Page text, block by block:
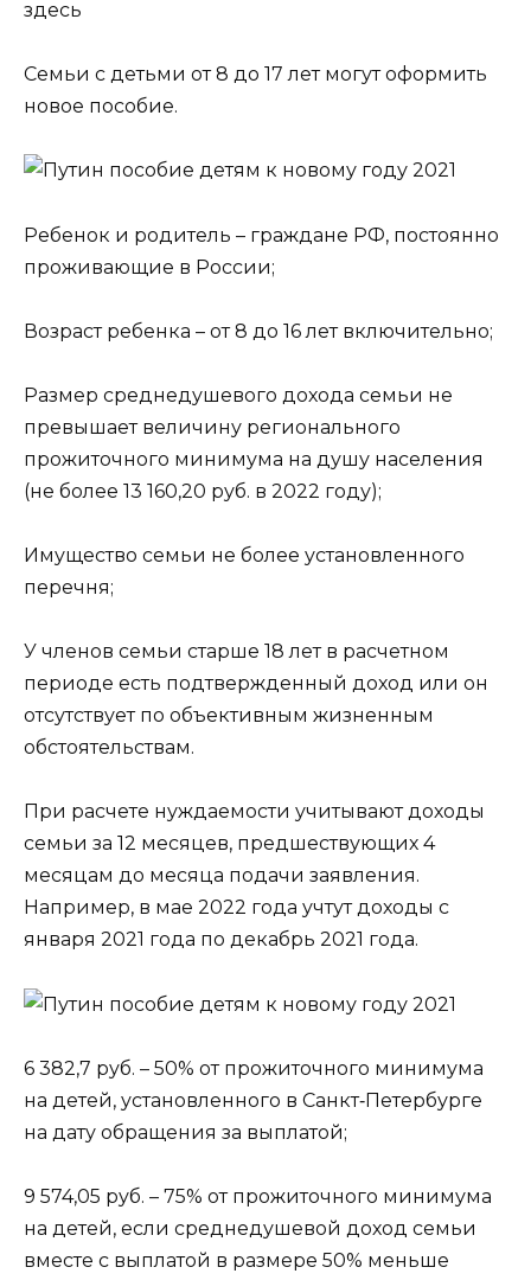
здесь
Cемьи с детьми от 8 до 17 лет могут оформить
новое пособие.
Ребенок и родитель – граждане РФ, постоянно
проживающие в России;
Возраст ребенка – от 8 до 16 лет включительно;
Размер среднедушевого дохода семьи не
превышает величину регионального
прожиточного минимума на душу населения
(не более 13 160,20 руб. в 2022 году);
Имущество семьи не более установленного
перечня;
У членов семьи старше 18 лет в расчетном
периоде есть подтвержденный доход или он
отсутствует по объективным жизненным
обстоятельствам.
При расчете нуждаемости учитывают доходы
семьи за 12 месяцев, предшествующих 4
месяцам до месяца подачи заявления.
Например, в мае 2022 года учтут доходы с
января 2021 года по декабрь 2021 года.
6 382,7 руб. – 50% от прожиточного минимума
на детей, установленного в Санкт‑Петербурге
на дату обращения за выплатой;
9 574,05 руб. – 75% от прожиточного минимума
на детей, если среднедушевой доход семьи
вместе с выплатой в размере 50% меньше